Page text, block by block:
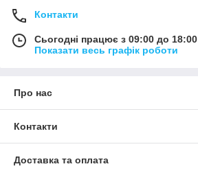
Контакти
Сьогодні працює з 09:00 до 18:00
Показати весь графік роботи
Про нас
Контакти
Доставка та оплата